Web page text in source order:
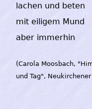
lachen und beten
mit eiligem Mund
aber immerhin
(Carola Moosbach,
und Tag",